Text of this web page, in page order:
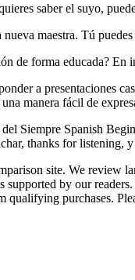
saber el suyo,
maestra. Tú
de forma educada?
a presentaciones
manera fácil de
Siempre Spanish
thanks for listening,
site. We review
by our
qualifying purchases.